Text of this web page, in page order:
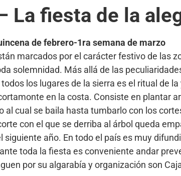
La fiesta de la
de febrero-1ra semana de marzo
marcados por el carácter festivo de las
solemnidad. Más allá de las
los lugares de la sierra es el ritual de
en la costa. Consiste en plantar
al cual se baila hasta tumbarlo con los
con el que se derriba al árbol queda
siguiente año. En todo el país es muy
toda la fiesta es conveniente andar
por su algarabía y organización son